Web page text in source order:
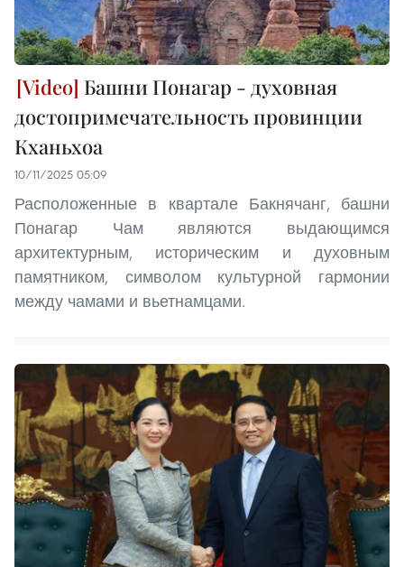
Башни Понагар - духовная
достопримечательность провинции
Кханьхоа
10/11/2025 05:09
Расположенные в квартале Бакнячанг, башни
Понагар Чам являются выдающимся
архитектурным, историческим и духовным
памятником, символом культурной гармонии
между чамами и вьетнамцами.